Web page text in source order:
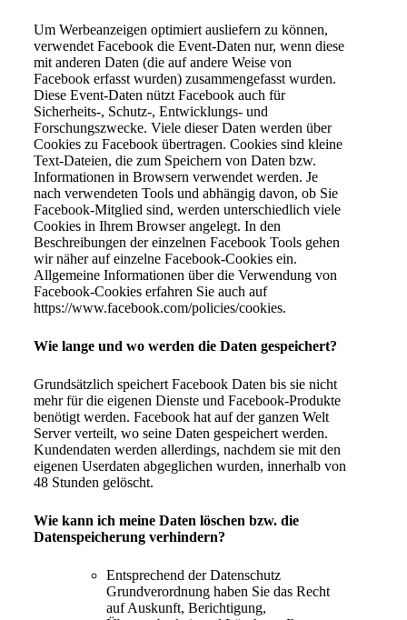
Um Werbeanzeigen optimiert ausliefern zu können,
verwendet Facebook die Event-Daten nur, wenn diese
mit anderen Daten (die auf andere Weise von
Facebook erfasst wurden) zusammengefasst wurden.
Diese Event-Daten nützt Facebook auch für
Sicherheits-, Schutz-, Entwicklungs- und
Forschungszwecke. Viele dieser Daten werden über
Cookies zu Facebook übertragen. Cookies sind kleine
Text-Dateien, die zum Speichern von Daten bzw.
Informationen in Browsern verwendet werden. Je
nach verwendeten Tools und abhängig davon, ob Sie
Facebook-Mitglied sind, werden unterschiedlich viele
Cookies in Ihrem Browser angelegt. In den
Beschreibungen der einzelnen Facebook Tools gehen
wir näher auf einzelne Facebook-Cookies ein.
Allgemeine Informationen über die Verwendung von
Facebook-Cookies erfahren Sie auch auf
https://www.facebook.com/policies/cookies.
Wie lange und wo werden die Daten gespeichert?
Grundsätzlich speichert Facebook Daten bis sie nicht
mehr für die eigenen Dienste und Facebook-Produkte
benötigt werden. Facebook hat auf der ganzen Welt
Server verteilt, wo seine Daten gespeichert werden.
Kundendaten werden allerdings, nachdem sie mit den
eigenen Userdaten abgeglichen wurden, innerhalb von
48 Stunden gelöscht.
Wie kann ich meine Daten löschen bzw. die
Datenspeicherung verhindern?
Entsprechend der Datenschutz
Grundverordnung haben Sie das Recht
auf Auskunft, Berichtigung,